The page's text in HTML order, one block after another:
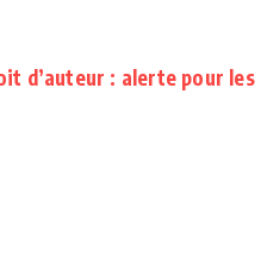
d’auteur : alerte pour